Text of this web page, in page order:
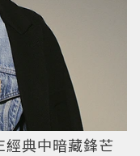
經典中暗藏鋒芒